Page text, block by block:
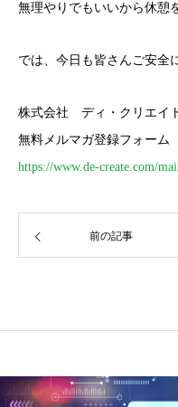
無理やりでもいいから休憩
では、今日も皆さんご安全
株式会社 ディ・クリエイ
無料メルマガ登録フォーム
https://www.de-create.com/
前の記事